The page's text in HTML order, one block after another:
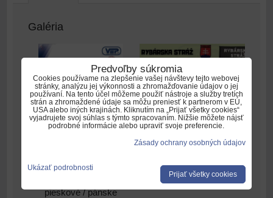
Galéria
pieskové / pánske
Tričko 0510 SP
Predvoľby súkromia
Cookies používame na zlepšenie vašej návštevy tejto webovej
stránky, analýzu jej výkonnosti a zhromažďovanie údajov o jej
používaní. Na tento účel môžeme použiť nástroje a služby tretích
strán a zhromaždené údaje sa môžu preniesť k partnerom v EÚ,
USA alebo iných krajinách. Kliknutím na „Prijať všetky cookies“
vyjadrujete svoj súhlas s týmto spracovaním. Nižšie môžete nájsť
podrobné informácie alebo upraviť svoje preferencie.
Zásady ochrany osobných údajov
Ukázať podrobnosti
Prijať všetky cookies